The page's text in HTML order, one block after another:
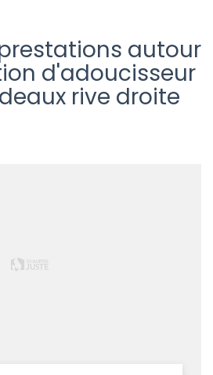
autour
d'adoucisseur
rive droite